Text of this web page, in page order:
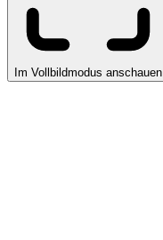
Im Vollbildmodus anschauen